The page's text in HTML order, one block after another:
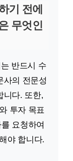
기 전에
무엇인
반드시 수
사의 전문성
니다. 또한,
투자 목표
요청하여
야 합니다.